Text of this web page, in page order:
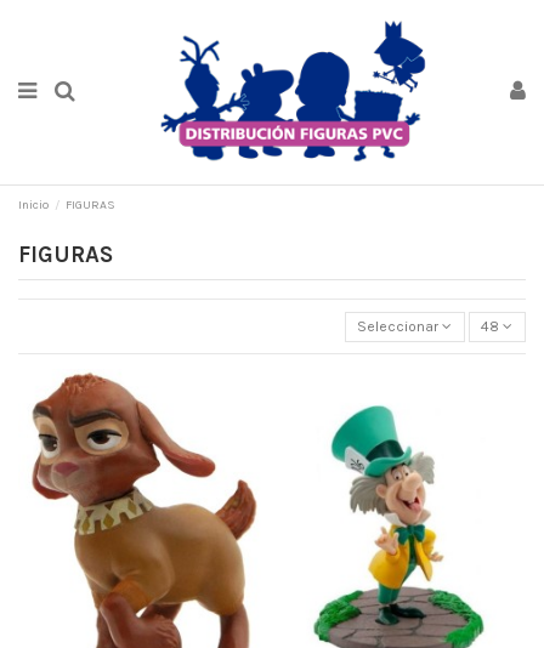
Inicio FIGURAS
FIGURAS
Seleccionar 48